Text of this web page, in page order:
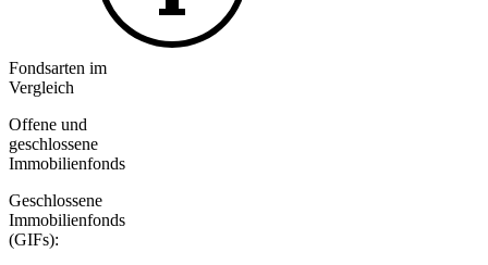
Fondsarten im
Vergleich
Offene und
geschlossene
Immobilienfonds
Geschlossene
Immobilienfonds
(GIFs):